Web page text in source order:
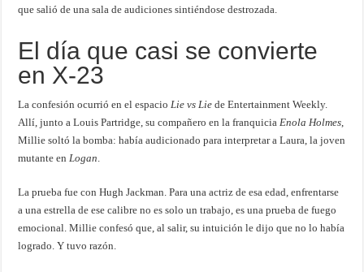
que salió de una sala de audiciones sintiéndose destrozada.
El día que casi se convierte
en X-23
La confesión ocurrió en el espacioLie vs Lie de Entertainment Weekly.
Allí, junto a Louis Partridge, su compañero en la franquiciaEnola Holmes,
Millie soltó la bomba: había audicionado para interpretar a Laura, la joven
mutante enLogan.
La prueba fue con Hugh Jackman. Para una actriz de esa edad, enfrentarse
a una estrella de ese calibre no es solo un trabajo, es una prueba de fuego
emocional. Millie confesó que, al salir, su intuición le dijo que no lo había
logrado. Y tuvo razón.